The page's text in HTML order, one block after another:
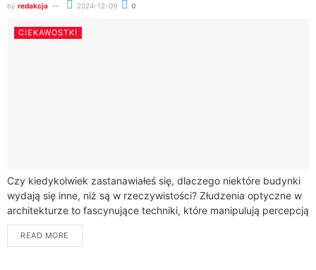
by redakcja 2024-12-09 0
CIEKAWOSTKI
Czy kiedykolwiek zastanawiałeś się, dlaczego niektóre budynki
wydają się inne, niż są w rzeczywistości? Złudzenia optyczne w
architekturze to fascynujące techniki, które manipulują percepcją
wzrokową, tworząc iluzję przestrzeni, głębi lub...
READ MORE